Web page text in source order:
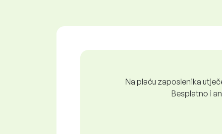
Na plaću zaposlenika
Besplatno i